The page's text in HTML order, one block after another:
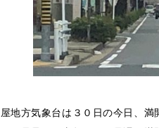
地方気象台は３０日の今日、満